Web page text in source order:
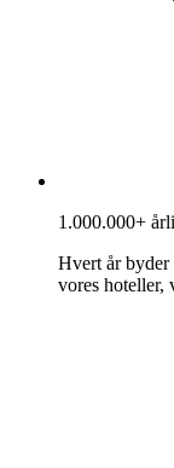
1.000.000+
Hvert år
vores hoteller,